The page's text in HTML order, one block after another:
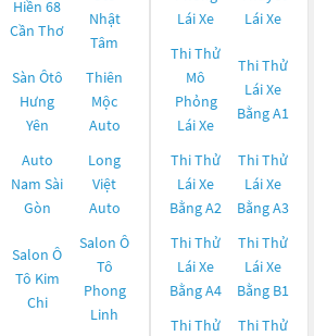
Hiền 68
Cần Thơ
Nhật
Tâm
Sàn Ôtô
Hưng
Yên
Thiên
Mộc
Auto
Auto
Nam Sài
Gòn
Long
Việt
Auto
Salon Ô
Tô Kim
Chi
Salon Ô
Tô
Phong
Linh
Lái Xe
Lái Xe
Thi Thử
Mô
Phỏng
Lái Xe
Thi Thử
Lái Xe
Bằng A1
Thi Thử
Lái Xe
Bằng A2
Thi Thử
Lái Xe
Bằng A3
Thi Thử
Lái Xe
Bằng A4
Thi Thử
Lái Xe
Bằng B1
Thi Thử
Thi Thử